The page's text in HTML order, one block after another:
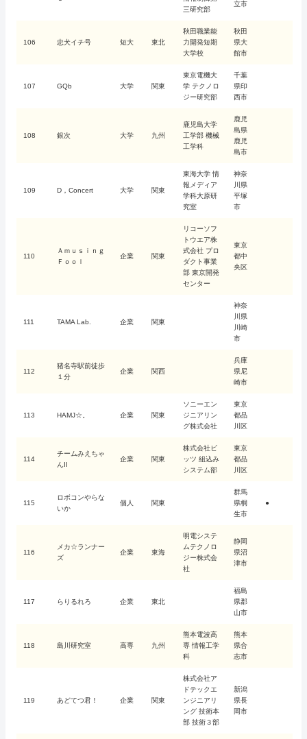
三研究部
立市
106 忠犬イチ号 短大 東北
秋田職業能
力開発短期
大学校
秋田
県大
館市
107 GQb 大学 関東
東京電機大
学 テクノロ
ジー研究部
千葉
県印
西市
108 銀次 大学 九州
鹿児島大学
工学部 機械
工学科
鹿児
島県
鹿児
島市
109 D，Concert 大学 関東
東海大学 情
報メディア
学科大原研
究室
神奈
川県
平塚
市
110
Ａｍｕｓｉｎｇ
Ｆｏｏｌ
企業 関東
リコーソフ
トウエア株
式会社 プロ
ダクト事業
部 東京開発
センター
東京
都中
央区
111 TAMA Lab. 企業 関東
神奈
川県
川崎
市
112
猪名寺駅前徒歩
１分
企業 関西
兵庫
県尼
崎市
113 HAMJ☆。 企業 関東
ソニーエン
ジニアリン
グ株式会社
東京
都品
川区
114
チームみえちゃ
んII
企業 関東
株式会社ビ
ッツ 組込み
システム部
東京
都品
川区
115
ロボコンやらな
いか
個人 関東
群馬
県桐
生市
●
116
メカ☆ランナー
ズ
企業 東海
明電システ
ムテクノロ
ジー株式会
社
静岡
県沼
津市
117 らりるれろ 企業 東北
福島
県郡
山市
118 島川研究室 高専 九州
熊本電波高
専 情報工学
科
熊本
県合
志市
119 あどてつ君！ 企業 関東
株式会社ア
ドテックエ
ンジニアリ
ング 技術本
部 技術３部
新潟
県長
岡市